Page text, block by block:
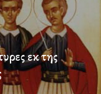
εκ της